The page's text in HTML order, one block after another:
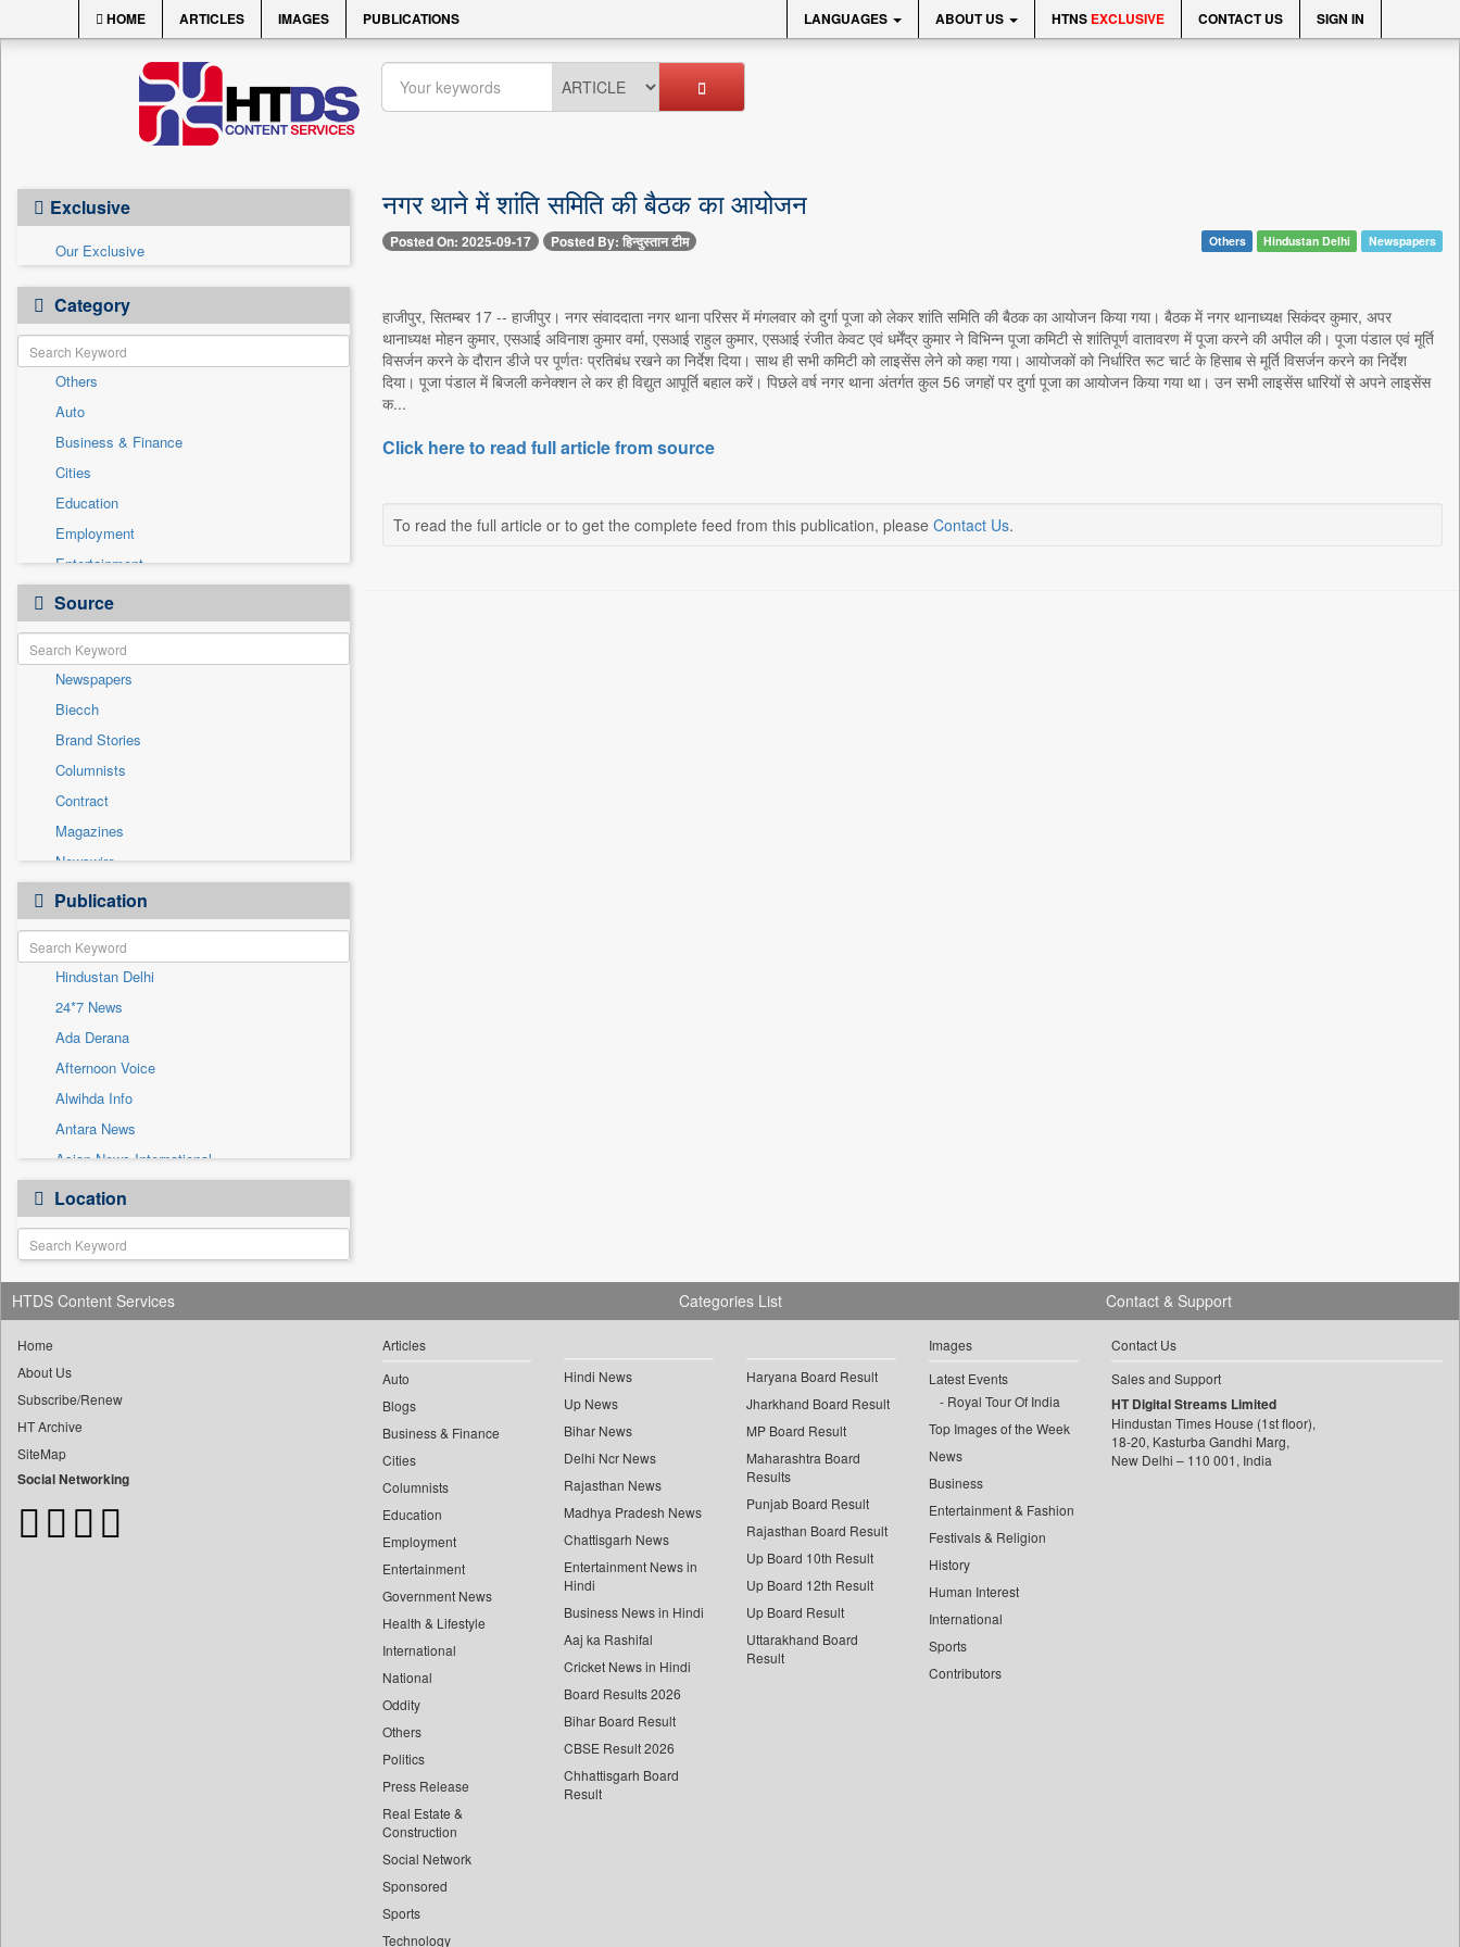
HOME ARTICLES IMAGES PUBLICATIONS LANGUAGES ABOUT US HTNS EXCLUSIVE CONTACT US SIGN IN
Exclusive
Our Exclusive
Category
Others
Auto
Business & Finance
Cities
Education
Employment
Entertainment
General News
Government News
Health & Lifestyle
International
National
Politics
Press Release
Real Estate & Construction
Sports
Technology
Travel
Source
Newspapers
Biecch
Brand Stories
Columnists
Contract
Magazines
Newswire
Online News
Patentwipo
Press Release
Sec
Solicitation
Publication
Hindustan Delhi
24*7 News
Ada Derana
Afternoon Voice
Alwihda Info
Antara News
Asian News International
Astro Devam
Australian Government News
Autox
Bis Research
Bana Africa Gossips
Bang Gaming
Bang Showbiz
Bang Tech
Bangladesh Business News
Location
नगर थाने में शांति समिति की बैठक का आयोजन
Posted On: 2025-09-17 Posted By: हिन्दुस्तान टीम Others Hindustan Delhi Newspapers
हाजीपुर, सितम्बर 17 -- हाजीपुर। नगर संवाददाता नगर थाना परिसर में मंगलवार को दुर्गा पूजा को लेकर शांति समिति की बैठक का आयोजन किया गया। बैठक में नगर थानाध्यक्ष सिकंदर कुमार, अपर
थानाध्यक्ष मोहन कुमार, एसआई अविनाश कुमार वर्मा, एसआई राहुल कुमार, एसआई रंजीत केवट एवं धर्मेंद्र कुमार ने विभिन्न पूजा कमिटी से शांतिपूर्ण वातावरण में पूजा करने की अपील की। पूजा पंडाल एवं मूर्ति
विसर्जन करने के दौरान डीजे पर पूर्णतः प्रतिबंध रखने का निर्देश दिया। साथ ही सभी कमिटी को लाइसेंस लेने को कहा गया। आयोजकों को निर्धारित रूट चार्ट के हिसाब से मूर्ति विसर्जन करने का निर्देश
दिया। पूजा पंडाल में बिजली कनेक्शन ले कर ही विद्युत आपूर्ति बहाल करें। पिछले वर्ष नगर थाना अंतर्गत कुल 56 जगहों पर दुर्गा पूजा का आयोजन किया गया था। उन सभी लाइसेंस धारियों से अपने लाइसेंस
क...
Click here to read full article from source
To read the full article or to get the complete feed from this publication, please Contact Us.
HTDS Content Services
Home
About Us
Subscribe/Renew
HT Archive
SiteMap
Social Networking
Categories List
Articles
Auto
Blogs
Business & Finance
Cities
Columnists
Education
Employment
Entertainment
Government News
Health & Lifestyle
International
National
Oddity
Others
Politics
Press Release
Real Estate &
Construction
Social Network
Sponsored
Sports
Technology
Hindi News
Up News
Bihar News
Delhi Ncr News
Rajasthan News
Madhya Pradesh News
Chattisgarh News
Entertainment News in
Hindi
Business News in Hindi
Aaj ka Rashifal
Cricket News in Hindi
Board Results 2026
Bihar Board Result
CBSE Result 2026
Chhattisgarh Board
Result
Haryana Board Result
Jharkhand Board Result
MP Board Result
Maharashtra Board
Results
Punjab Board Result
Rajasthan Board Result
Up Board 10th Result
Up Board 12th Result
Up Board Result
Uttarakhand Board
Result
Images
Latest Events
Royal Tour Of India
Top Images of the Week
News
Business
Entertainment & Fashion
Festivals & Religion
History
Human Interest
International
Sports
Contributors
Contact & Support
Contact Us
Sales and Support
HT Digital Streams Limited
Hindustan Times House (1st floor),
18-20, Kasturba Gandhi Marg,
New Delhi – 110 001, India